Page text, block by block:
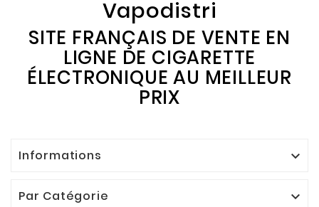
Vapodistri
SITE FRANÇAIS DE VENTE EN
LIGNE DE CIGARETTE
ÉLECTRONIQUE AU MEILLEUR
PRIX
Informations 
Par Catégorie 